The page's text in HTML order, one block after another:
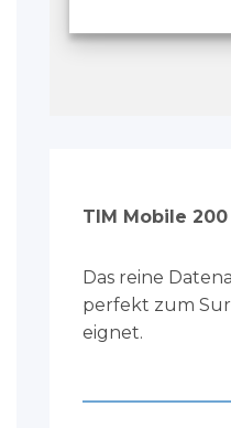
TIM Mobile 200
Das reine
perfekt zum
eignet.